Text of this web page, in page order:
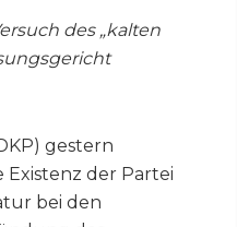
des „kalten
gestern
Existenz der Partei
bei den